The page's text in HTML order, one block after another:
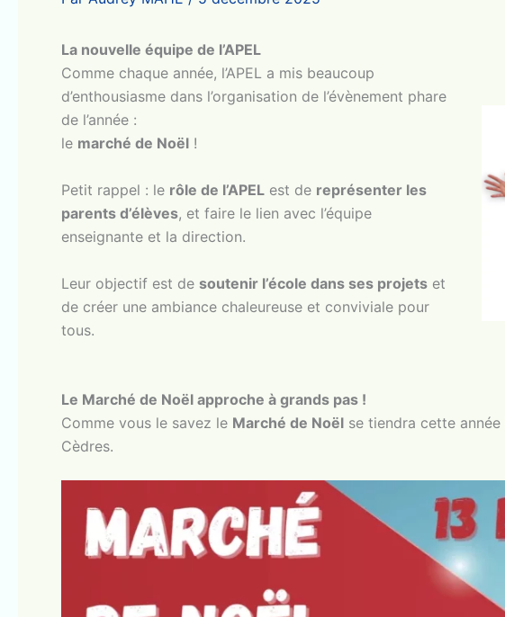
La nouvelle équipe de l’APEL
Comme chaque année, l’APEL a mis beaucoup
d’enthousiasme dans l’organisation de l’évènement phare
de l’année :
le marché de Noël !
Petit rappel : le rôle de l’APEL est de représenter les
parents d’élèves, et faire le lien avec l’équipe
enseignante et la direction.
Leur objectif est de soutenir l’école dans ses projets et
de créer une ambiance chaleureuse et conviviale pour
tous.
Le Marché de Noël approche à grands pas !
Comme vous le savez le Marché de Noël se tiendra cette année
Cèdres.